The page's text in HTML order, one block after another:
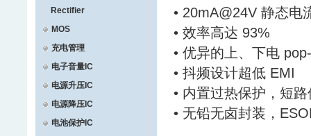
Rectifier
MOS
充电管理
电子音量IC
电源升压IC
电源降压IC
电池保护IC
• 20mA@24V 静态电
• 效率高达 93%
• 优异的上、下电
• 抖频设计超低 EMI
• 内置过热保护，短
• 无铅无卤封装，